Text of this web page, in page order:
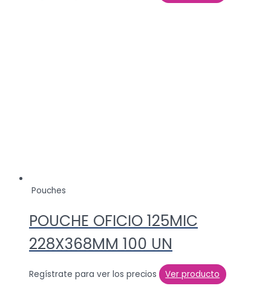
Pouches
POUCHE OFICIO 125MIC
228X368MM 100 UN
Regístrate para ver los precios Ver producto